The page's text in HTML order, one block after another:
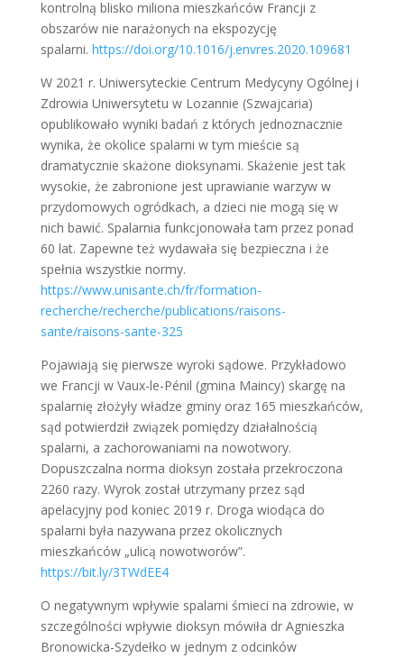
kontrolną blisko miliona mieszkańców Francji z
obszarów nie narażonych na ekspozycję
spalarni. https://doi.org/10.1016/j.envres.2020.109681
W 2021 r. Uniwersyteckie Centrum Medycyny Ogólnej i
Zdrowia Uniwersytetu w Lozannie (Szwajcaria)
opublikowało wyniki badań z których jednoznacznie
wynika, że okolice spalarni w tym mieście są
dramatycznie skażone dioksynami. Skażenie jest tak
wysokie, że zabronione jest uprawianie warzyw w
przydomowych ogródkach, a dzieci nie mogą się w
nich bawić. Spalarnia funkcjonowała tam przez ponad
60 lat. Zapewne też wydawała się bezpieczna i że
spełnia wszystkie normy.
https://www.unisante.ch/fr/formation-
recherche/recherche/publications/raisons-
sante/raisons-sante-325
Pojawiają się pierwsze wyroki sądowe. Przykładowo
we Francji w Vaux-le-Pénil (gmina Maincy) skargę na
spalarnię złożyły władze gminy oraz 165 mieszkańców,
sąd potwierdził związek pomiędzy działalnością
spalarni, a zachorowaniami na nowotwory.
Dopuszczalna norma dioksyn została przekroczona
2260 razy. Wyrok został utrzymany przez sąd
apelacyjny pod koniec 2019 r. Droga wiodąca do
spalarni była nazywana przez okolicznych
mieszkańców „ulicą nowotworów”.
https://bit.ly/3TWdEE4
O negatywnym wpływie spalarni śmieci na zdrowie, w
szczególności wpływie dioksyn mówiła dr Agnieszka
Bronowicka-Szydełko w jednym z odcinków